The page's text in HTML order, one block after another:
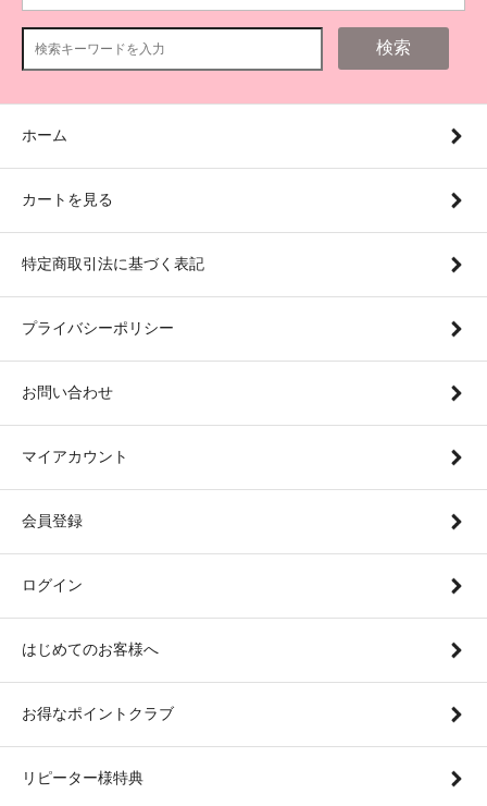
検索
ホーム
カートを見る
特定商取引法に基づく表記
プライバシーポリシー
お問い合わせ
マイアカウント
会員登録
ログイン
はじめてのお客様へ
お得なポイントクラブ
リピーター様特典